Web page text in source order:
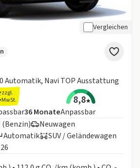
Vergleichen
Automatik, Navi TOP Ausstattung
zzgl.
MwSt.
8,8
Laufzeit
36MonateAnpassbar
Neuwagen
Automatik
SUV / Geländewagen